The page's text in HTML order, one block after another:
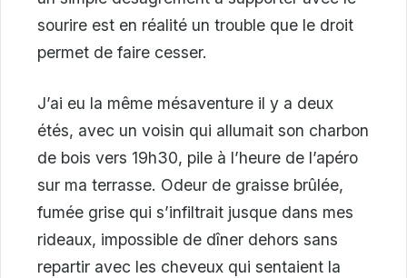
sourire est en réalité un trouble que le droit
permet de faire cesser.
J’ai eu la même mésaventure il y a deux
étés, avec un voisin qui allumait son charbon
de bois vers 19h30, pile à l’heure de l’apéro
sur ma terrasse. Odeur de graisse brûlée,
fumée grise qui s’infiltrait jusque dans mes
rideaux, impossible de dîner dehors sans
repartir avec les cheveux qui sentaient la